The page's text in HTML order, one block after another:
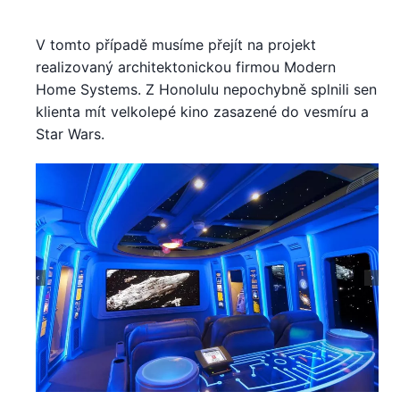
V tomto případě musíme přejít na projekt
realizovaný architektonickou firmou Modern
Home Systems. Z Honolulu nepochybně splnili sen
klienta mít velkolepé kino zasazené do vesmíru a
Star Wars.